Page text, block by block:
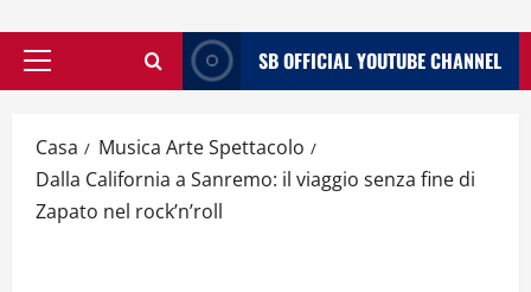
Menù
SB OFFICIAL YOUTUBE CHANNEL
Casa
Musica Arte Spettacolo
Dalla California a Sanremo: il viaggio senza fine di
Zapato nel rock’n’roll